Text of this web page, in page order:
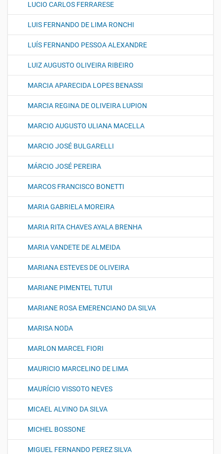
LUCIO CARLOS FERRARESE
LUIS FERNANDO DE LIMA RONCHI
LUÍS FERNANDO PESSOA ALEXANDRE
LUIZ AUGUSTO OLIVEIRA RIBEIRO
MARCIA APARECIDA LOPES BENASSI
MARCIA REGINA DE OLIVEIRA LUPION
MARCIO AUGUSTO ULIANA MACELLA
MARCIO JOSÉ BULGARELLI
MÁRCIO JOSÉ PEREIRA
MARCOS FRANCISCO BONETTI
MARIA GABRIELA MOREIRA
MARIA RITA CHAVES AYALA BRENHA
MARIA VANDETE DE ALMEIDA
MARIANA ESTEVES DE OLIVEIRA
MARIANE PIMENTEL TUTUI
MARIANE ROSA EMERENCIANO DA SILVA
MARISA NODA
MARLON MARCEL FIORI
MAURICIO MARCELINO DE LIMA
MAURÍCIO VISSOTO NEVES
MICAEL ALVINO DA SILVA
MICHEL BOSSONE
MIGUEL FERNANDO PEREZ SILVA